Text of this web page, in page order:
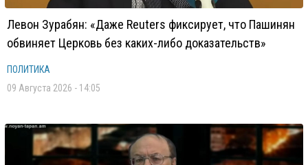
Левон Зурабян: «Даже Reuters фиксирует, что Пашинян
обвиняет Церковь без каких-либо доказательств»
ПОЛИТИКА
09 Августа 2026 - 14:05